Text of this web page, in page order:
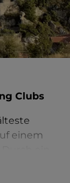
Clubs
einem